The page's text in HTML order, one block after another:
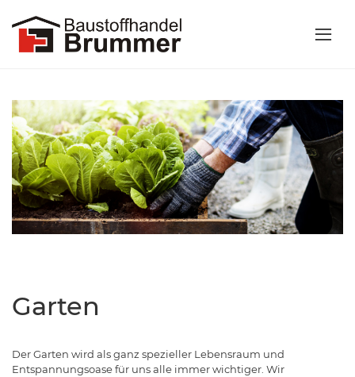
Garten
Der Garten wird als ganz spezieller Lebensraum und
Entspannungsoase für uns alle immer wichtiger. Wir